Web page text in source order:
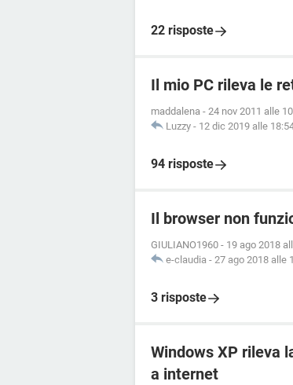
22 risposte
Il mio PC rileva le
maddalena - 24 nov 2011 alle
Luzzy - 12 dic 2019 alle
94 risposte
Il browser non
GIULIANO1960 - 19 ago 2018
e-claudia - 27 ago 2018 alle
3 risposte
Windows XP rileva
a internet